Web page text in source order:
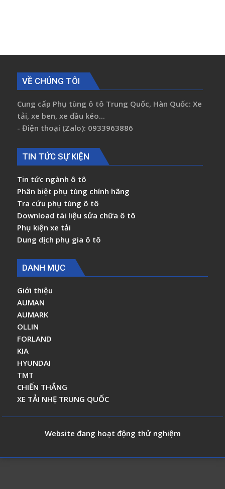
VỀ CHÚNG TÔI
Cung cấp Phụ tùng ô tô Trung Quốc, Hàn Quốc: Xe
tải, xe ben, xe đầu kéo...
- Điện thoại (Zalo): 0933963886
TIN TỨC SỰ KIỆN
Tin tức ngành ô tô
Phân biệt phụ tùng chính hãng
Tra cứu phụ tùng ô tô
Download tài liệu sửa chữa ô tô
Phụ kiện xe tải
Dung dịch phụ gia ô tô
DANH MỤC
Giới thiệu
AUMAN
AUMARK
OLLIN
FORLAND
KIA
HYUNDAI
TMT
CHIẾN THẮNG
XE TẢI NHẸ TRUNG QUỐC
Website đang hoạt động thử nghiệm